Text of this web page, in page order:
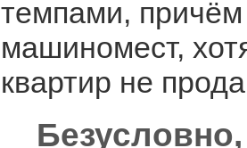
темпами, причём
машиномест,
квартир не